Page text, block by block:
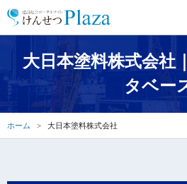
大日本塗料株式会社
タベー
ホーム 大日本塗料株式会社